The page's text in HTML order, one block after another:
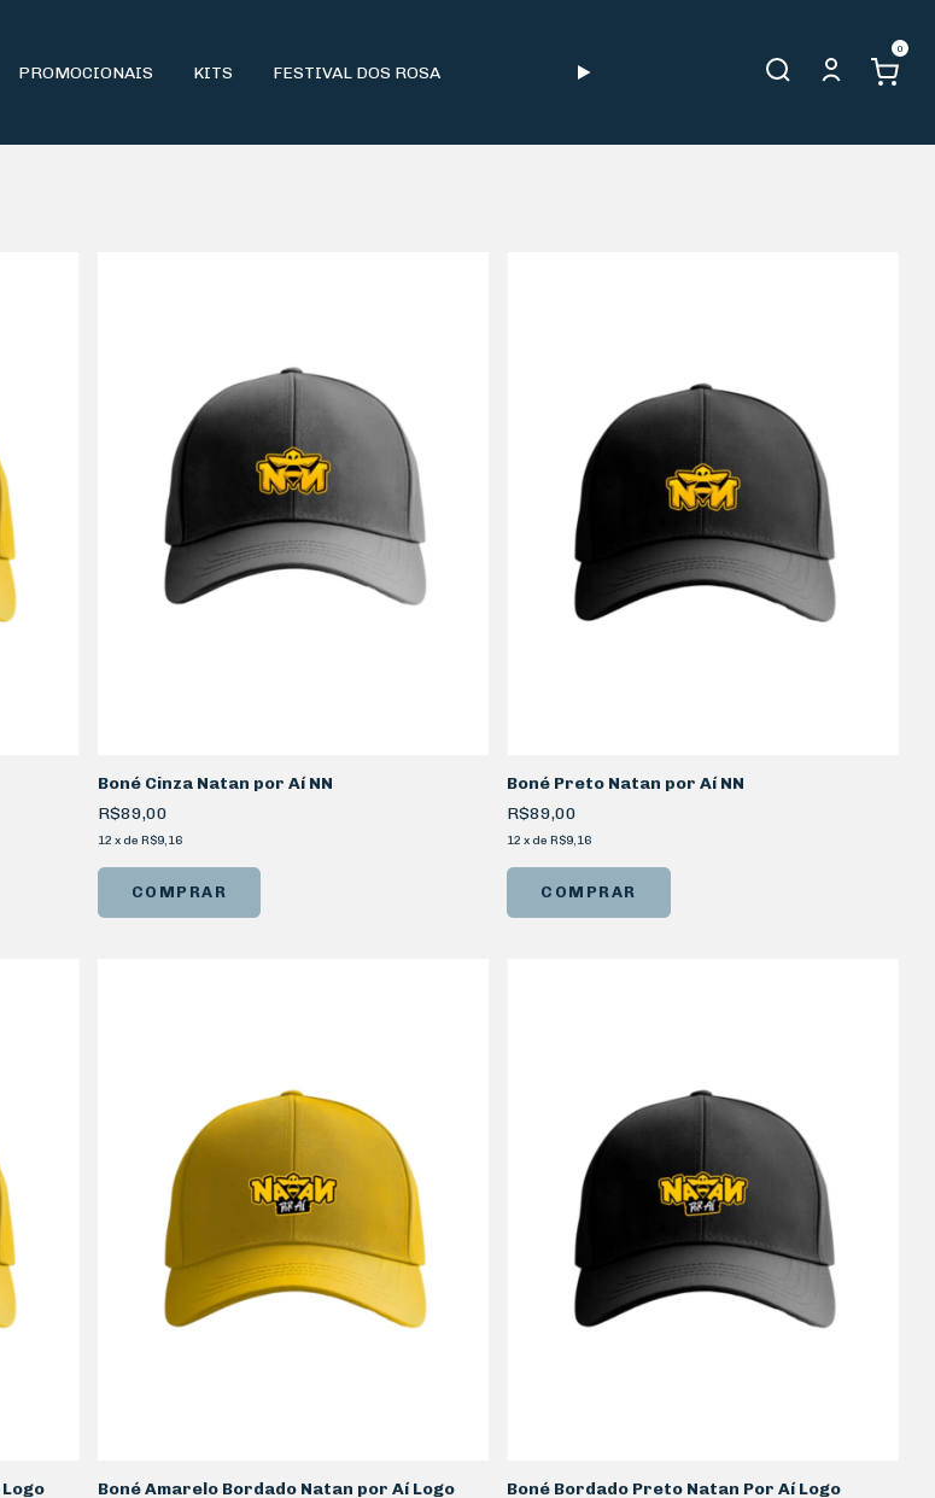
PROMOCIONAIS KITS FESTIVAL DOS ROSA
0
Boné Cinza Natan por Aí NN
R$89,00
12 x de R$9,16
Boné Preto Natan por Aí NN
R$89,00
12 x deR$9,16
Boné Amarelo Bordado Natan por Aí Logo
Boné Bordado Preto Natan Por Aí Logo